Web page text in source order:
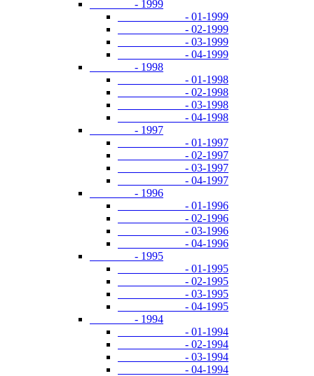
- 1999
- 01-1999
- 02-1999
- 03-1999
- 04-1999
- 1998
- 01-1998
- 02-1998
- 03-1998
- 04-1998
- 1997
- 01-1997
- 02-1997
- 03-1997
- 04-1997
- 1996
- 01-1996
- 02-1996
- 03-1996
- 04-1996
- 1995
- 01-1995
- 02-1995
- 03-1995
- 04-1995
- 1994
- 01-1994
- 02-1994
- 03-1994
- 04-1994